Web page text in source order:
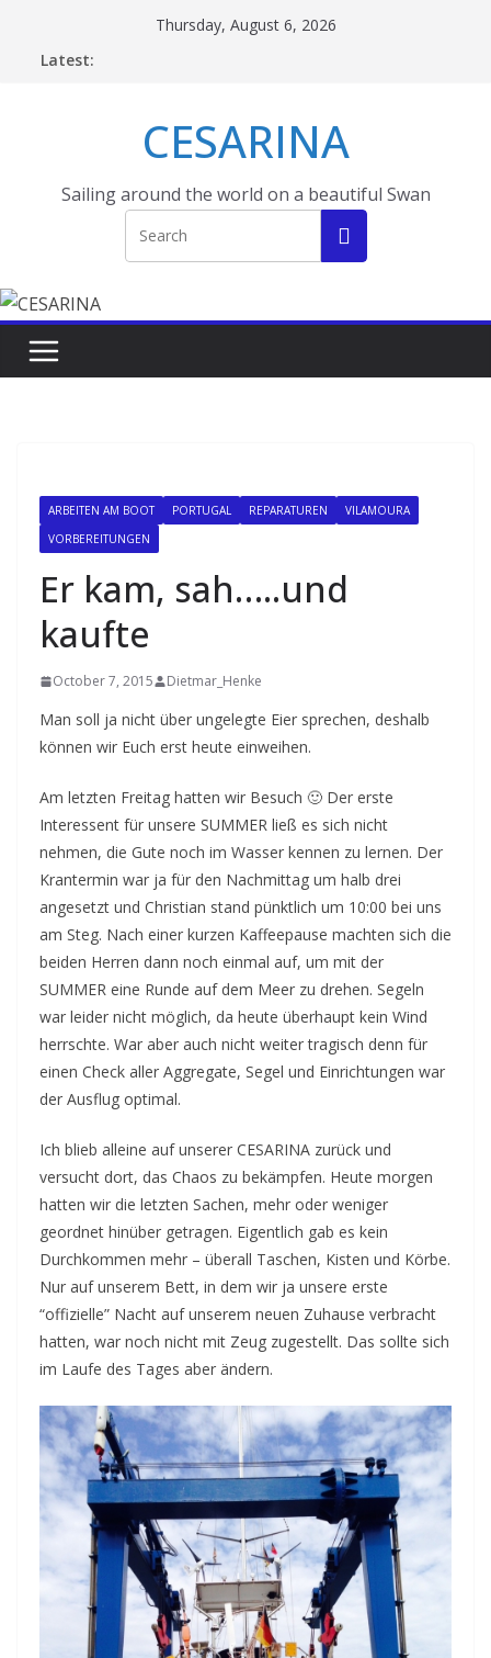
Thursday, August 6, 2026
Latest:
CESARINA
Sailing around the world on a beautiful Swan
ARBEITEN AM BOOT PORTUGAL REPARATUREN
VILAMOURA
VORBEREITUNGEN
Er kam, sah…..und
kaufte
October 7, 2015 Dietmar_Henke
Man soll ja nicht über ungelegte Eier sprechen, deshalb
können wir Euch erst heute einweihen.
Am letzten Freitag hatten wir Besuch 🙂 Der erste
Interessent für unsere SUMMER ließ es sich nicht
nehmen, die Gute noch im Wasser kennen zu lernen. Der
Krantermin war ja für den Nachmittag um halb drei
angesetzt und Christian stand pünktlich um 10:00 bei uns
am Steg. Nach einer kurzen Kaffeepause machten sich die
beiden Herren dann noch einmal auf, um mit der
SUMMER eine Runde auf dem Meer zu drehen. Segeln
war leider nicht möglich, da heute überhaupt kein Wind
herrschte. War aber auch nicht weiter tragisch denn für
einen Check aller Aggregate, Segel und Einrichtungen war
der Ausflug optimal.
Ich blieb alleine auf unserer CESARINA zurück und
versucht dort, das Chaos zu bekämpfen. Heute morgen
hatten wir die letzten Sachen, mehr oder weniger
geordnet hinüber getragen. Eigentlich gab es kein
Durchkommen mehr – überall Taschen, Kisten und Körbe.
Nur auf unserem Bett, in dem wir ja unsere erste
“offizielle” Nacht auf unserem neuen Zuhause verbracht
hatten, war noch nicht mit Zeug zugestellt. Das sollte sich
im Laufe des Tages aber ändern.